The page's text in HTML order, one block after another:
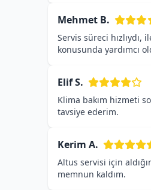
Mehmet B.
Servis süreci hızlıydı,
konusunda yardımcı
Elif S.
Klima bakım hizmeti
tavsiye ederim.
Kerim A.
Altus servisi için
memnun kaldım.